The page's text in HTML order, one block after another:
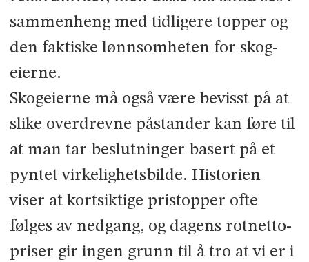
sammen­heng med tidligere topper og
den faktiske lønnsomheten for skog­
eierne.
Skogeierne må også være bevisst på at
slike overdrevne påstander kan føre til
at man tar beslutninger basert på et
pyntet virkelighetsbilde. Historien
viser at kortsiktige pristopper ofte
følges av nedgang, og dagens rot­netto­
priser gir ingen grunn til å tro at vi er i